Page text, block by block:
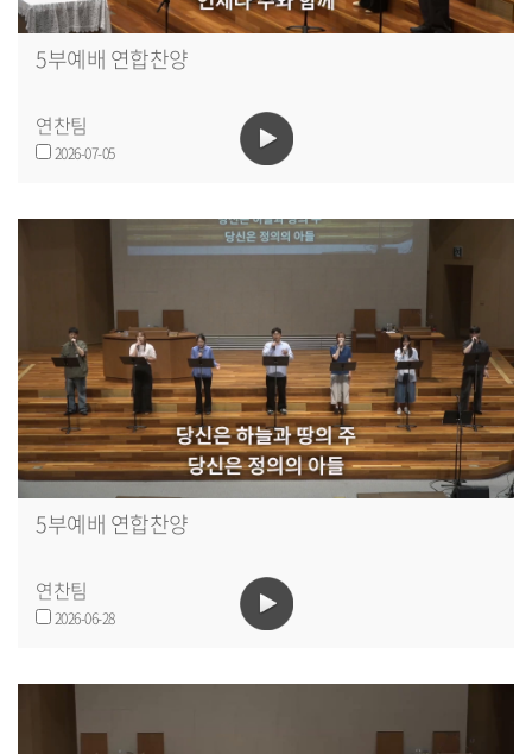
5부예배 연합찬양
연찬팀
2026-07-05
5부예배 연합찬양
연찬팀
2026-06-28